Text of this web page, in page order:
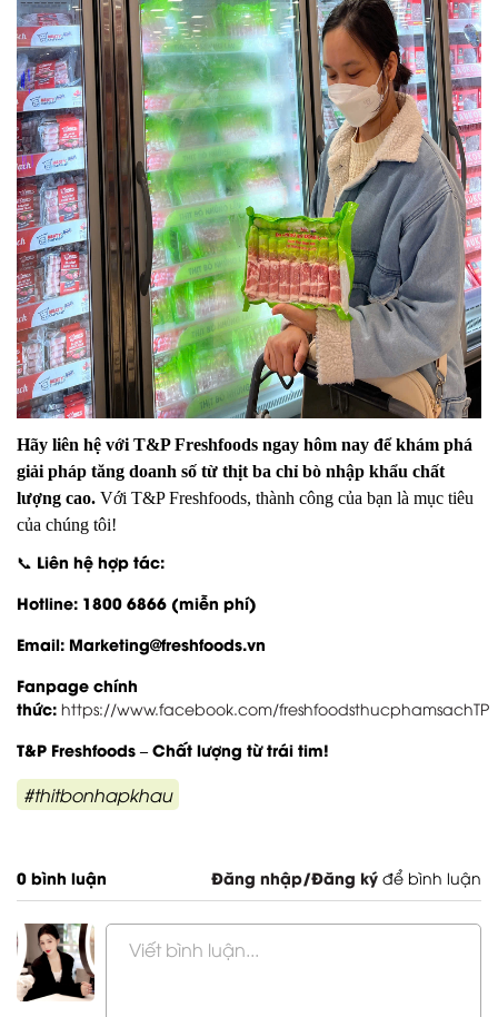
Hãy liên hệ với T&P Freshfoods ngay hôm nay để khám phá
giải pháp tăng doanh số từ thịt ba chỉ bò nhập khẩu chất
lượng cao. Với T&P Freshfoods, thành công của bạn là mục tiêu
của chúng tôi!
📞 Liên hệ hợp tác:
Hotline: 1800 6866 (miễn phí)
Email: Marketing@freshfoods.vn
Fanpage chính
thức: https://www.facebook.com/freshfoodsthucphamsachTP
T&P Freshfoods – Chấtlượng từ trái tim!
#thitbonhapkhau
0 bình luận Đăng nhập/Đăng ký để bình luận
Viết bình luận...